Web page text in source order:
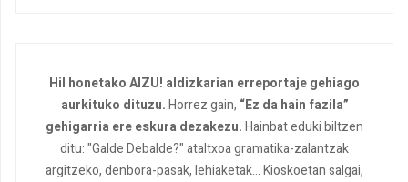
Hil honetako AIZU! aldizkarian erreportaje gehiago
aurkituko dituzu.Horrez gain, “Ez da hain fazila”
gehigarria ere eskura dezakezu.Hainbat eduki biltzen
ditu: "Galde Debalde?" ataltxoa gramatika-zalantzak
argitzeko, denbora-pasak, lehiaketak... Kioskoetan salgai,